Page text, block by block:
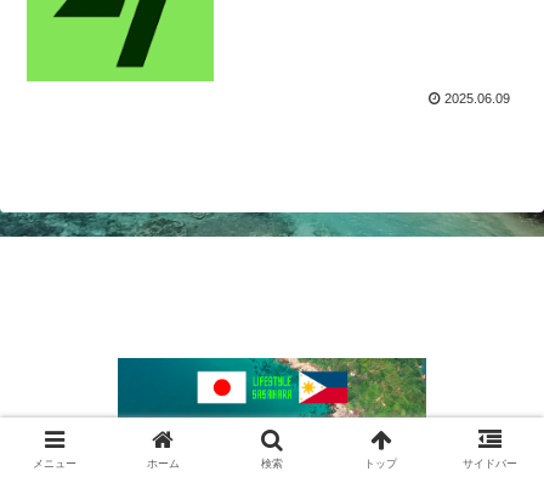
2025.06.09
© 2020 ライフスタイルササハラ.
メニュー ホーム 検索 トップ サイドバー